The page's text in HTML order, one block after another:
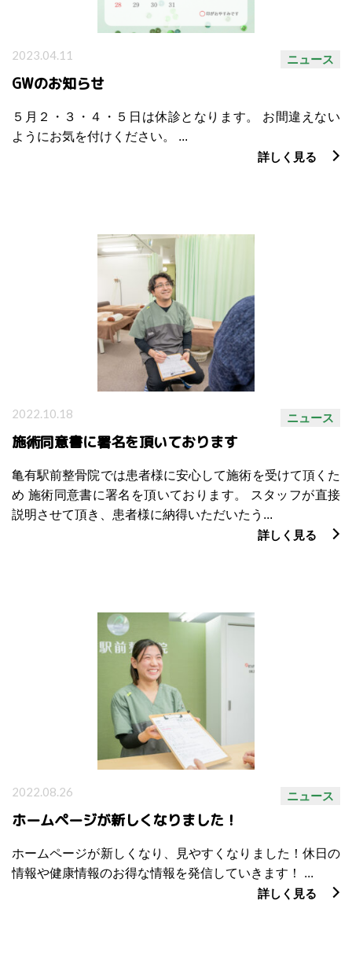
ニュース
2023.04.11
GWのお知らせ
５月２・３・４・５日は休診となります。 お間違えない
ようにお気を付けください。 ...
詳しく見る
ニュース
2022.10.18
施術同意書に署名を頂いております
亀有駅前整骨院では患者様に安心して施術を受けて頂くた
め 施術同意書に署名を頂いております。 スタッフが直接
説明させて頂き、患者様に納得いただいたう...
詳しく見る
ニュース
2022.08.26
ホームページが新しくなりました！
ホームページが新しくなり、見やすくなりました！休日の
情報や健康情報のお得な情報を発信していきます！ ...
詳しく見る